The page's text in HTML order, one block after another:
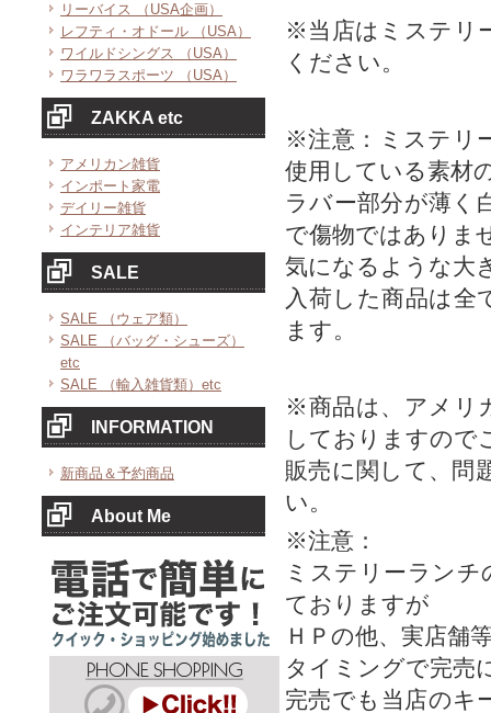
リーバイス （USA企画）
レフティ・オドール （USA）
ワイルドシングス （USA）
ワラワラスポーツ （USA）
ZAKKA etc
アメリカン雑貨
インポート家電
デイリー雑貨
インテリア雑貨
SALE
SALE （ウェア類）
SALE （バッグ・シューズ）
etc
SALE （輸入雑貨類）etc
INFORMATION
新商品＆予約商品
About Me
※当店はミステリ
ください。
※注意：ミステリ
使用している素材
ラバー部分が薄く
で傷物ではありま
気になるような大
入荷した商品は全
ます。
※商品は、アメリ
しておりますので
販売に関して、問
い。
※注意：
ミステリーランチ
ておりますが
ＨＰの他、実店舗
タイミングで完売
完売でも当店のキ